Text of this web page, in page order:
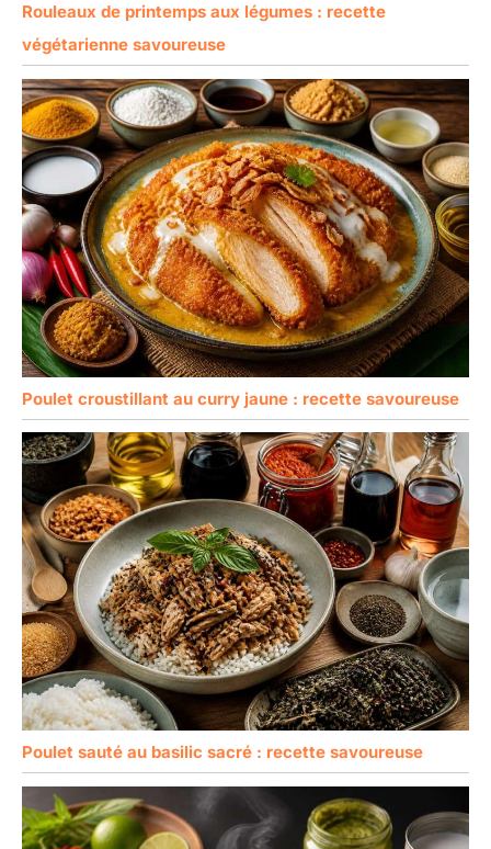
Rouleaux de printemps aux légumes : recette
végétarienne savoureuse
Poulet croustillant au curry jaune : recette savoureuse
Poulet sauté au basilic sacré : recette savoureuse